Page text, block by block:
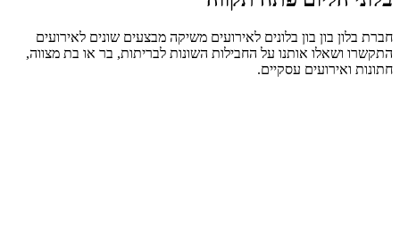
חברת בלון בון בון בלונים לאירועים משיקה מבצעים שונים לאירועים
התקשרו ושאלו אותנו על החבילות השונות לבריתות, בר או בת מצווה,
חתונות ואירועים עסקיים.